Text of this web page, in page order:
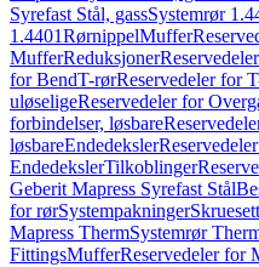
Syrefast Stål, gassSystemrør
1.4401RørnippelMuffer
MufferReduksjoner
for BendT-rørReservedeler for
uløseligeReservedeler for
forbindelser, løsbare
løsbareEndedeksler
EndedekslerTilkoblinger
Geberit Mapress Syrefast Stål
for rørSystempakninger
Mapress ThermSystemrør
FittingsMufferReservedeler for